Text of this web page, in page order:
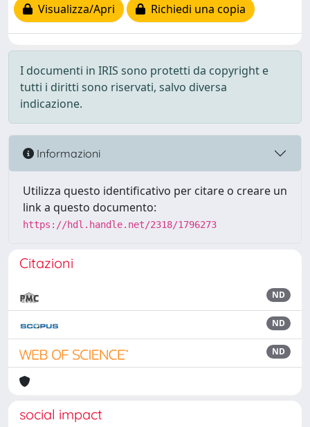
Visualizza/Apri
Richiedi una copia
I documenti in IRIS sono protetti da copyright e
tutti i diritti sono riservati, salvo diversa
indicazione.
Informazioni
Utilizza questo identificativo per citare o creare un
link a questo documento:
https://hdl.handle.net/2318/1796273
Citazioni
ND
ND
ND
social impact